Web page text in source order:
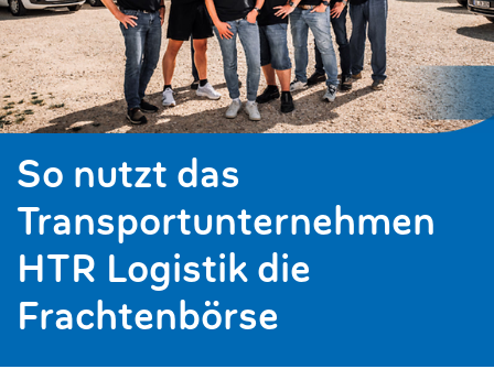
So nutzt das
Transportunternehmen
HTR Logistik die
Frachtenbörse